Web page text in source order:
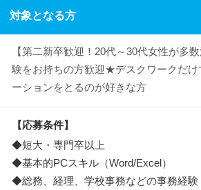
対象となる方
【第二新卒歓迎！20代～30代女性が多
験をお持ちの方歓迎★デスクワークだけ
ーションをとるのが好きな方
【応募条件】
◆短大・専門卒以上
◆基本的PCスキル（Word/Excel）
◆総務、経理、学校事務などの事務経験